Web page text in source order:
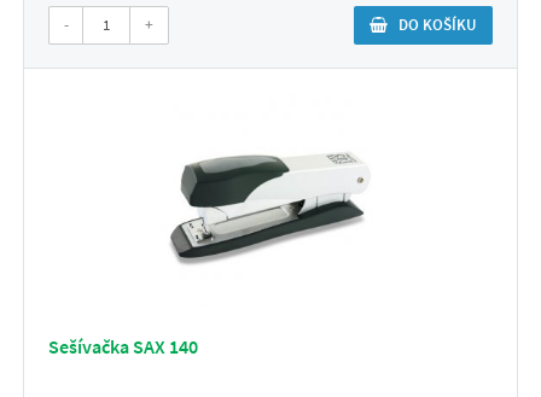
- + DO KOŠÍKU
Sešívačka SAX 140